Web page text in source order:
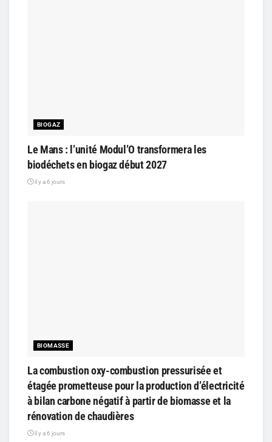
BIOGAZ
Le Mans : l’unité Modul’O transformera les
biodéchets en biogaz début 2027
il y a 6 jours
BIOMASSE
La combustion oxy-combustion pressurisée et
étagée prometteuse pour la production d’électricité
à bilan carbone négatif à partir de biomasse et la
rénovation de chaudières
il y a 6 jours